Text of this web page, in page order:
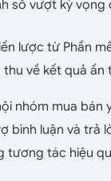
số vượt kỳ vọng
lược từ Phần
về kết quả ấn
nhóm mua bán
bình luận và trả
tương tác hiệu